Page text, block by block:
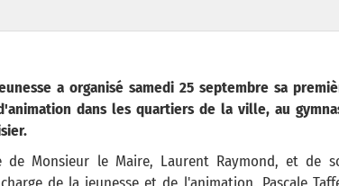
a organisé samedi 25 septembre sa
dans les quartiers de la ville, au
de Monsieur le Maire, Laurent Raymond, et de